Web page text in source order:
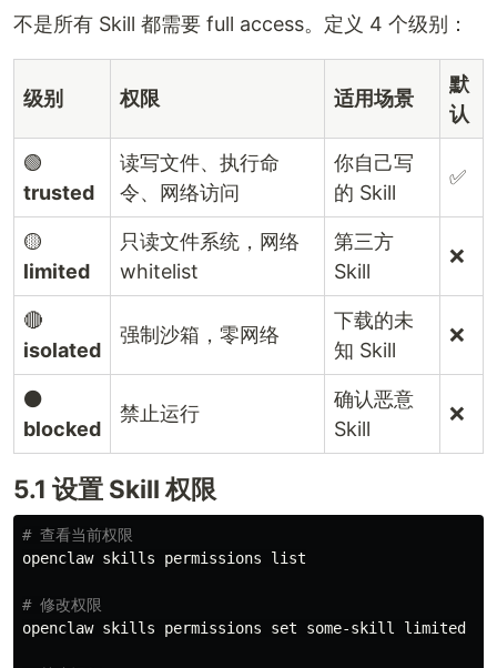
不是所有 Skill 都需要 full access。定义 4 个级别：
级别 权限 适用场景
默
认
🟢
trusted
读写文件、执行命
令、网络访问
你自己写
的 Skill
✅
🟡
limited
只读文件系统，网络
whitelist
第三方
Skill
❌
🔴
isolated
强制沙箱，零网络
下载的未
知 Skill
❌
⚫
blocked
禁止运行
确认恶意
Skill
❌
5.1 设置 Skill 权限
# 查看当前权限
openclaw skills permissions list
# 修改权限
openclaw skills permissions set some-skill limited